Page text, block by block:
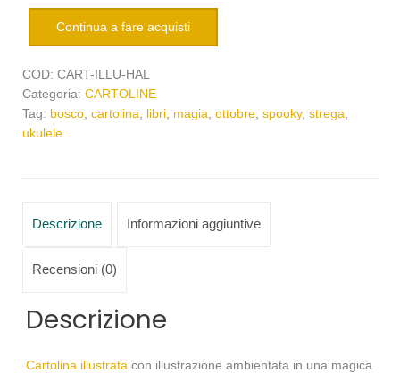
Continua a fare acquisti
COD: CART-ILLU-HAL
Categoria: CARTOLINE
Tag: bosco cartolina libri magia ottobre spooky, strega
ukulele
Descrizione Informazioni aggiuntive
Recensioni (0)
Descrizione
Cartolina illustrata con illustrazione ambientata in una magica